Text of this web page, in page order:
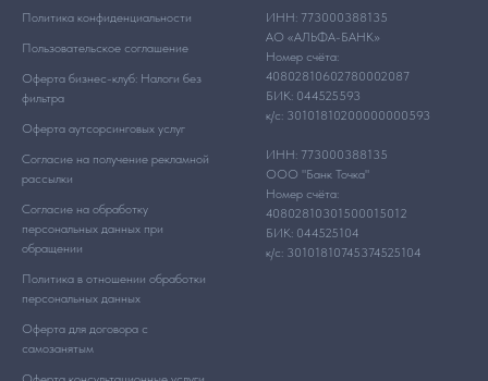
Политика конфиденциальности
Пользовательское соглашение
Оферта бизнес-клуб: Налоги без
фильтра
Оферта аутсорсинговых услуг
Согласие на получение рекламной
рассылки
Согласие на обработку
персональных данных при
обращении
Политика в отношении обработки
персональных данных
Оферта для договора с
самозанятым
ИНН: 773000388135
АО «АЛЬФА-БАНК»
Номер счёта:
40802810602780002087
БИК: 044525593
к/с: 30101810200000000593
ИНН: 773000388135
ООО "Банк Точка"
Номер счёта:
40802810301500015012
БИК: 044525104
к/с: 30101810745374525104